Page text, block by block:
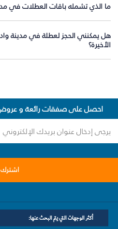
ما الذي تشمله باقات العطلات في
هل يمكنني الحجز لعطلة في مدينة
الأخيرة؟
احصل على صفقات رائعة و
اشترك
أكثر الوجهات التي يتم البحث عنها: